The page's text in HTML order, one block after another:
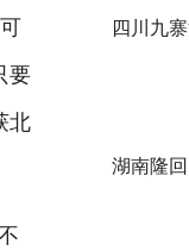
要
北
四川九
湖南隆